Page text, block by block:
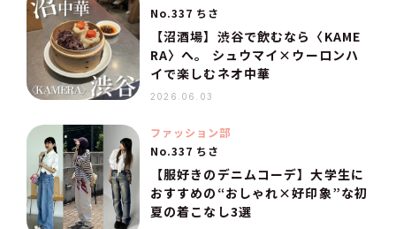
No.337 ちさ
【沼酒場】渋谷で飲むなら〈KAME
RA〉へ。 シュウマイ×ウーロンハ
イで楽しむネオ中華
2026.06.03
ファッション部
No.337 ちさ
【服好きのデニムコーデ】大学生に
おすすめの“おしゃれ×好印象”な初
夏の着こなし3選